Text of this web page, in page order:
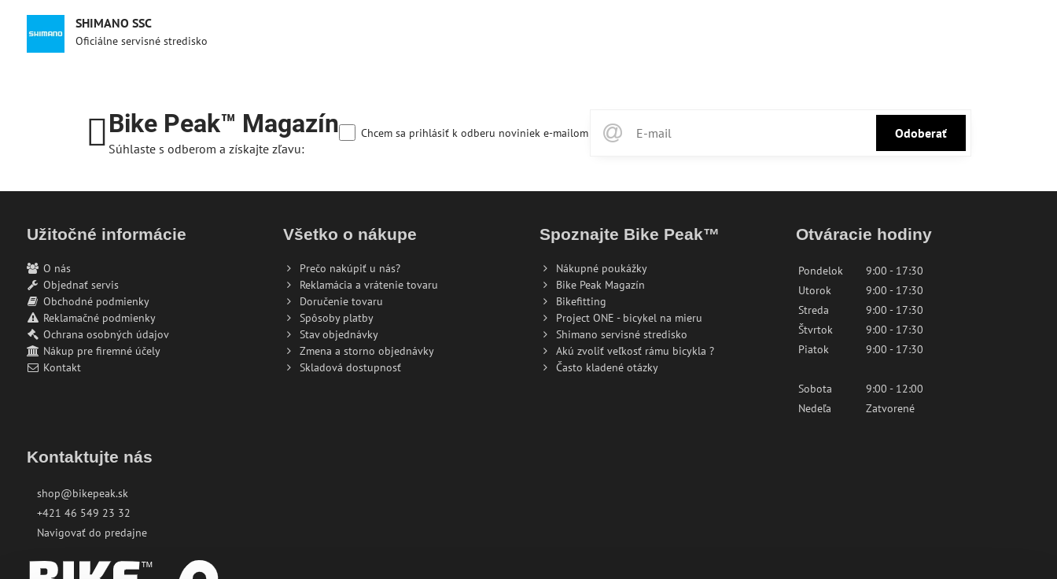
SHIMANO SSC
Oficiálne servisné stredisko
Bike Peak™ Magazín
Súhlaste s odberom a získajte zľavu:
Odoberať
Chcem sa prihlásiť k odberu noviniek e-mailom
Užitočné informácie
O nás
Objednať servis
Obchodné podmienky
Reklamačné podmienky
Ochrana osobných údajov
Nákup pre firemné účely
Kontakt
Všetko o nákupe
Prečo nakúpiť u nás?
Reklamácia a vrátenie tovaru
Doručenie tovaru
Spôsoby platby
Stav objednávky
Zmena a storno objednávky
Skladová dostupnosť
Spoznajte Bike Peak™
Nákupné poukážky
Bike Peak Magazín
Bikefitting
Project ONE - bicykel na mieru
Shimano servisné stredisko
Akú zvoliť veľkosť rámu bicykla ?
Často kladené otázky
Otváracie hodiny
Pondelok
9:00 - 17:30
Utorok
9:00 - 17:30
Streda
9:00 - 17:30
Štvrtok
9:00 - 17:30
Piatok
9:00 - 17:30
Sobota
9:00 - 12:00
Nedeľa
Zatvorené
Kontaktujte nás
shop@bikepeak.sk
+421 46 549 23 32
Navigovať do predajne